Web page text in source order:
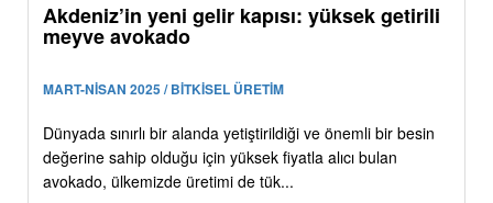
Akdeniz’in yeni gelir kapısı: yüksek getirili
meyve avokado
MART-NİSAN 2025 / BİTKİSEL ÜRETİM
Dünyada sınırlı bir alanda yetiştirildiği ve önemli bir besin
değerine sahip olduğu için yüksek fiyatla alıcı bulan
avokado, ülkemizde üretimi de tük...